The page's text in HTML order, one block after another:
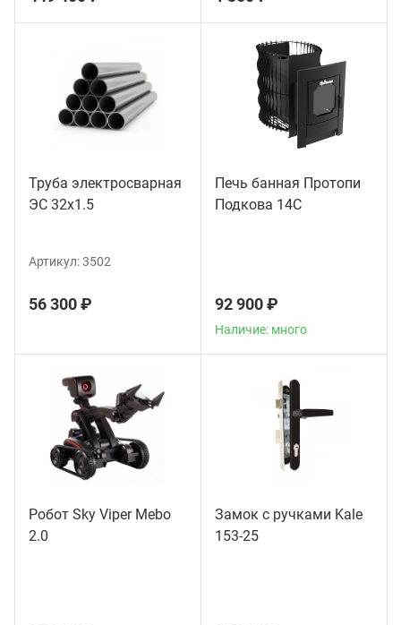
Труба электросварная
ЭС 32x1.5
Артикул:3502
56 300 ₽
Печь банная Протопи
Подкова 14С
92 900 ₽
Наличие: много
Робот Sky Viper Mebo
2.0
Замок с ручками Kale
153-25